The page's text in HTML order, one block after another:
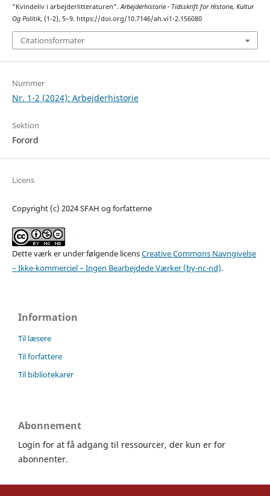
“Kvindeliv i arbejderlitteraturen”.Arbejderhistorie - Tidsskrift for Historie, Kultur
Og Politik, (1-2), 5–9. https://doi.org/10.7146/ah.vi1-2.156080
Citationsformater
Nummer
Nr. 1-2 (2024): Arbejderhistorie
Sektion
Forord
Licens
Copyright (c) 2024 SFAH og forfatterne
Dette værk er under følgende licensCreative Commons Navngivelse
– Ikke-kommerciel – Ingen Bearbejdede Værker (by-nc-nd).
Information
Til læsere
Til forfattere
Til bibliotekarer
Abonnement
Login for at få adgang til ressourcer, der kun er for
abonnenter.